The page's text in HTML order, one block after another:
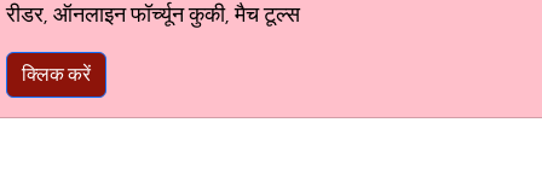
रीडर, ऑनलाइन फॉर्च्यून कुकी, मैच टूल्स
क्लिक करें